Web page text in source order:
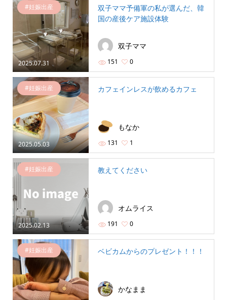
2025.07.31
#妊娠出産
双子ママ予備軍の私が選んだ、韓
国の産後ケア施設体験
双子ママ
151 0
2025.05.03
#妊娠出産 カフェインレスが飲めるカフェ
もなか
131 1
2025.02.13
#妊娠出産 教えてください
オムライス
191 0
#妊娠出産 ベビカムからのプレゼント！！！
かなまま